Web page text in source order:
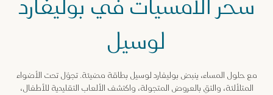
سحر الأمسيات في بوليفارد
لوسيل
مع حلول المساء، ينبض بوليفارد لوسيل بطاقة مضيئة. تجوّل تحت الأضواء
المتلألئة، والتقِ بالعروض المتجولة، واكتشف الألعاب التقليدية للأطفال،